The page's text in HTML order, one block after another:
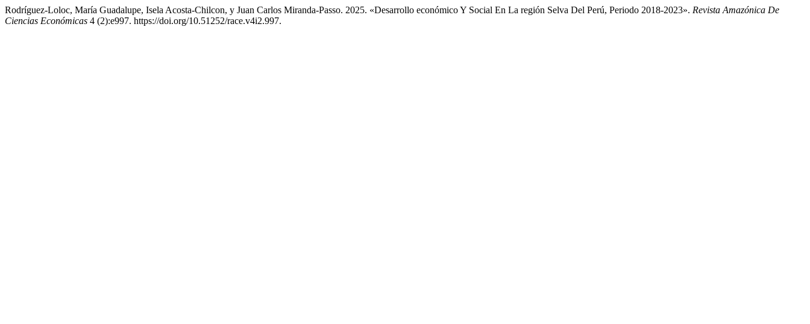
Rodríguez-Loloc, María Guadalupe, Isela Acosta-Chilcon, y Juan Carlos Miranda-Passo. 2025. «Desarrollo económico Y Social En La región Selva Del Perú, Periodo 2018-2023». Revista Amazónica De
Ciencias Económicas 4 (2):e997. https://doi.org/10.51252/race.v4i2.997.